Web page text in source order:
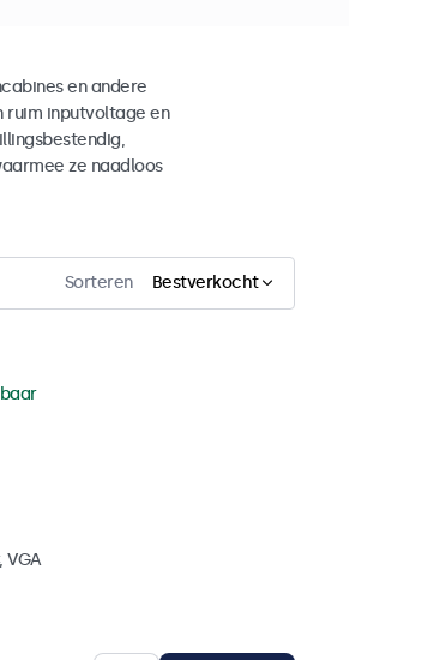
en andere
inputvoltage en
ze naadloos
Sorteren Bestverkocht
VGA